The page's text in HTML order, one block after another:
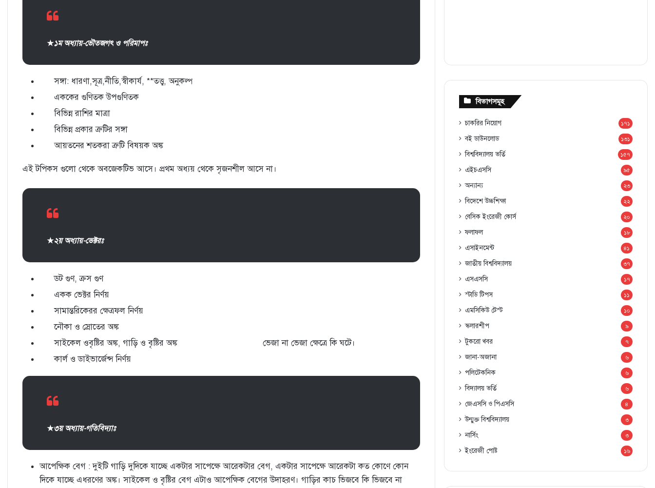
★১ম অধ্যায়-ভৌতজগৎ ও পরিমাপঃ
সঙ্গা: ধারণা,সূত্র,নীতি,স্বীকার্য, **তত্ত্ব, অনুকল্প
‎এককের গুণিতক উপগুণিতক
‎বিভিন্ন রাশির মাত্রা
‎বিভিন্ন প্রকার ত্রুটির সঙ্গা
‎আয়তনের শতকরা ত্রুটি বিষয়ক অঙ্ক
‎এই টপিকস গুলো থেকে অবজেকটিভ আসে। প্রথম অধ্যয় থেকে সৃজনশীল আসে না।
★২য় অধ্যায়-ভেক্টরঃ
ডট গুণ, ক্রস গুণ
‎একক ভেক্টর নির্ণয়
‎সামান্তরিকেরর ক্ষেত্রফল নির্ণয়
‎নৌকা ও স্রোতের অঙ্ক
‎সাইকেল ওবৃষ্টির অঙ্ক, গাড়ি ও বৃষ্টির অঙ্ক ভেজা না ভেজা ক্ষেত্রে কি ঘটে।
‎কার্ল ও ডাইভার্জেন্স নির্ণয়
★৩য় অধ্যায়-গতিবিদ্যাঃ
আপেক্ষিক বেগ : দুইটি গাড়ি দুদিকে যাচ্ছে একটার সাপেক্ষে আরেকটার বেগ, একটার সাপেক্ষে আরেকটা কত কোণে কোন
দিকে যাচ্ছে এধরণের অঙ্ক। সাইকেল ও বৃষ্টির বেগ এটাও আপেক্ষিক বেগের উদাহরণ। গাড়ির কাচ ভিজবে কি ভিজবে না
বিভাগসমূহ
চাকরির নিয়োগ ১৭১
বই ডাউনলোড ১৩১
বিশ্ববিদ্যালয় ভর্তি ১৫৭
এইচএসসি ৯৫
অন্যান্য ২৩
বিদেশে উচ্চশিক্ষা ২২
বেসিক ইংরেজী কোর্স ২০
ফলাফল ১৮
এসাইনমেন্ট ৪১
জাতীয় বিশ্ববিদ্যালয় ৩৭
এসএসসি ১৭
স্টাডি টিপস ১১
এমসিকিউ টেস্ট ১০
স্কলারশীপ ৯
টুকরো খবর ৭
জানা-অজানা ৬
পলিটেকনিক ৬
বিদ্যালয় ভর্তি ৬
জেএসসি ও পিএসসি ৪
উন্মুক্ত বিশ্ববিদ্যালয় ৩
নার্সিং ৩
ইংরেজী পোষ্ট ১৬